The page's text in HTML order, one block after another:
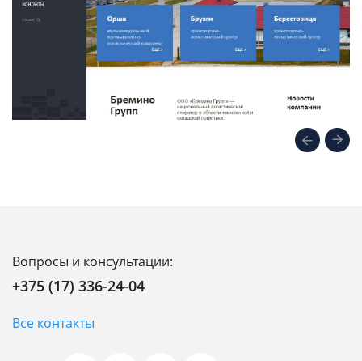
Вопросы и консультации:
+375 (17) 336-24-04
Все контакты